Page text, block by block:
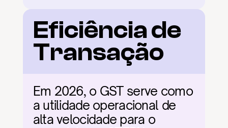
Eficiência de
Transação
Em 2026, o GST serve como
a utilidade operacional de
alta velocidade para o